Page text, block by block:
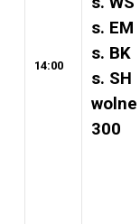
14:00
s. EM
s. BK
s. SH
300